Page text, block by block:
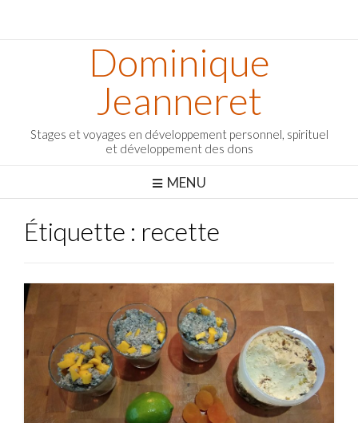
Dominique
Jeanneret
Stages et voyages en développement personnel, spirituel
et développement des dons
MENU
Étiquette : recette